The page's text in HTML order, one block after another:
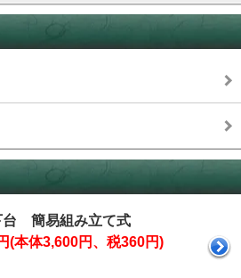
台 簡易組み立て式
(本体3,600円、税360円)